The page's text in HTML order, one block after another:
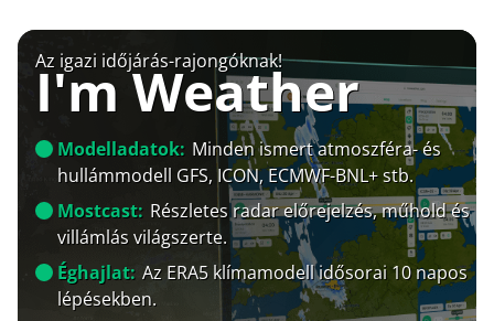
Az igazi időjárás-rajongóknak!
I'm Weather
Modelladatok: Minden ismert atmoszféra- és
hullámmodell GFS, ICON, ECMWF-BNL+ stb.
Mostcast: Részletes radar előrejelzés, műhold és
villámlás világszerte.
Éghajlat: Az ERA5 klímamodell idősorai 10 napos
lépésekben.